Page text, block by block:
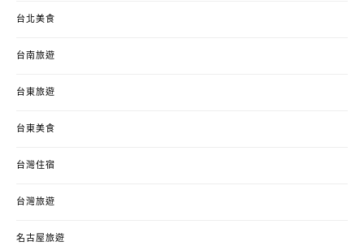
台北美食
台南旅遊
台東旅遊
台東美食
台灣住宿
台灣旅遊
名古屋旅遊